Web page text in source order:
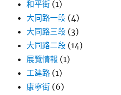
和平街 (1)
大同路一段 (4)
大同路三段 (3)
大同路二段 (14)
展覽情報 (1)
工建路 (1)
康寧街 (6)